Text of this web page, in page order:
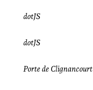
dotJS
dotJS
Porte de Clignancourt